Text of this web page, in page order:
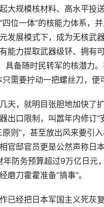
大规模核材料、高水平投
四位一体”的核能力体系，
发展模式下，成为无核武
能力提取武器级钚、拥有
具备随时民转军的核潜力
需要拧动一把螺丝刀，便
天，就明目张胆地加快了
出口限制，叫嚣年内修订“
原则”，甚至放出风来要引
官邸官员更是公然声称日
年防务预算超过9万亿日元
磨刀霍霍准备“搞事”。
已经把日本军国主义死灰